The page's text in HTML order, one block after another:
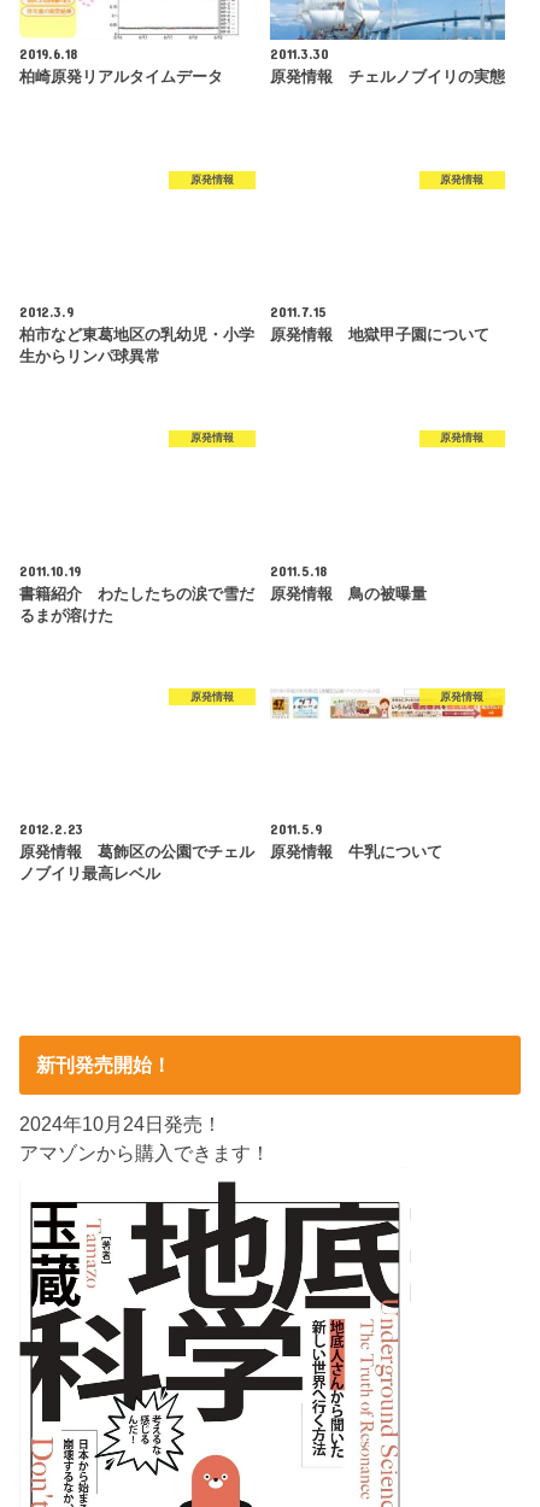
2019.6.18
柏崎原発リアルタイムデータ
2011.3.30
原発情報 チェルノブイリの実態
原発情報
2012.3.9
柏市など東葛地区の乳幼児・小学
生からリンパ球異常
原発情報
2011.7.15
原発情報 地獄甲子園について
原発情報
2011.10.19
書籍紹介 わたしたちの涙で雪だ
るまが溶けた
原発情報
2011.5.18
原発情報 鳥の被曝量
原発情報
2012.2.23
原発情報 葛飾区の公園でチェル
ノブイリ最高レベル
原発情報
2011.5.9
原発情報 牛乳について
新刊発売開始！
2024年10月24日発売！
アマゾンから購入できます！